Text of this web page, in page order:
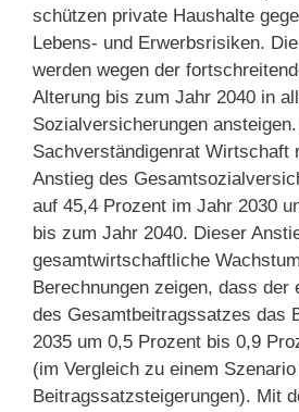
schützen private Haushalte
Lebens- und Erwerbsrisiken.
werden wegen der
Alterung bis zum Jahr 2040 in
Sozialversicherungen
Sachverständigenrat Wirtschaft
Anstieg des
auf 45,4 Prozent im Jahr 2030
bis zum Jahr 2040. Dieser
gesamtwirtschaftliche
Berechnungen zeigen, dass der
des Gesamtbeitragssatzes das
2035 um 0,5 Prozent bis 0,9
(im Vergleich zu einem
Beitragssatzsteigerungen). Mit